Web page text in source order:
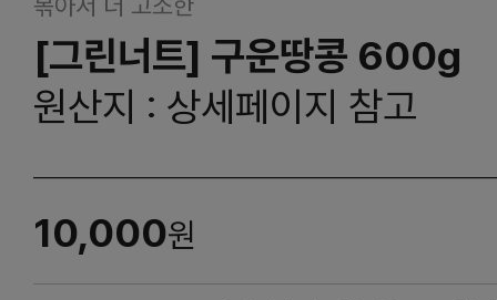
[그린너트] 구운땅콩 600g
원산지 : 상세페이지 참고
10,000원